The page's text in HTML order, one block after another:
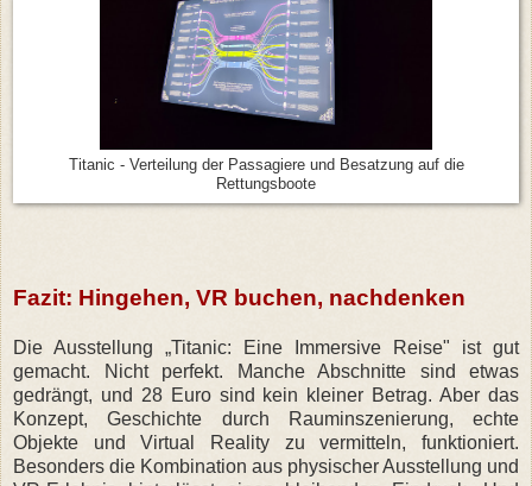
Titanic - Verteilung der Passagiere und Besatzung auf die
Rettungsboote
Fazit: Hingehen, VR buchen, nachdenken
Die Ausstellung „Titanic: Eine Immersive Reise" ist gut
gemacht. Nicht perfekt. Manche Abschnitte sind etwas
gedrängt, und 28 Euro sind kein kleiner Betrag. Aber das
Konzept, Geschichte durch Rauminszenierung, echte
Objekte und Virtual Reality zu vermitteln, funktioniert.
Besonders die Kombination aus physischer Ausstellung und